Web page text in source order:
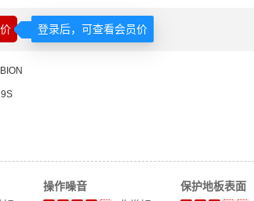
操作噪音
保护地板表面
登录后，可查看会员价